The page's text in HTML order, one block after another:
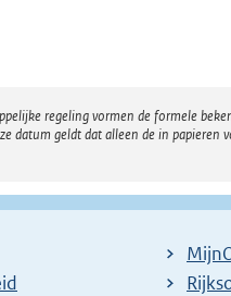
regeling vormen de formele
datum geldt dat alleen de in papieren
E